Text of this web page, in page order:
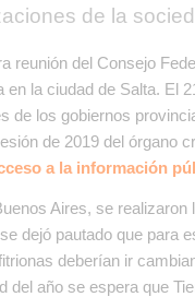
de la
reunión del Consejo
en la ciudad de Salta. El
de los gobiernos
de 2019 del órgano
a la información
Aires, se realizaron
dejó pautado que para
deberían ir
del año se espera que